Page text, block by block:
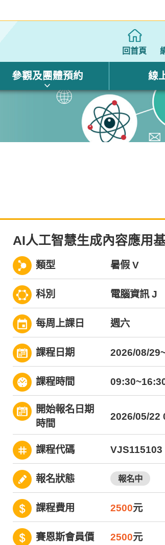
回首頁
參觀及團體預約 線
AI人工智慧生成內容應用
類型 暑假 V
科別 電腦資訊 J
每周上課日 週六
課程日期 2026/08/
課程時間
開始報名日期
時間
2026/05/22
課程代碼 VJS115103
報名狀態 報名中
課程費用 2500元
賽恩斯會員價 2500元